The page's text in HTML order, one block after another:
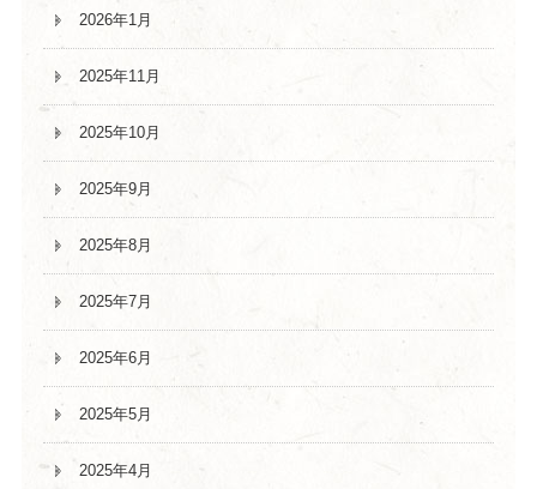
2026年1月
2025年11月
2025年10月
2025年9月
2025年8月
2025年7月
2025年6月
2025年5月
2025年4月